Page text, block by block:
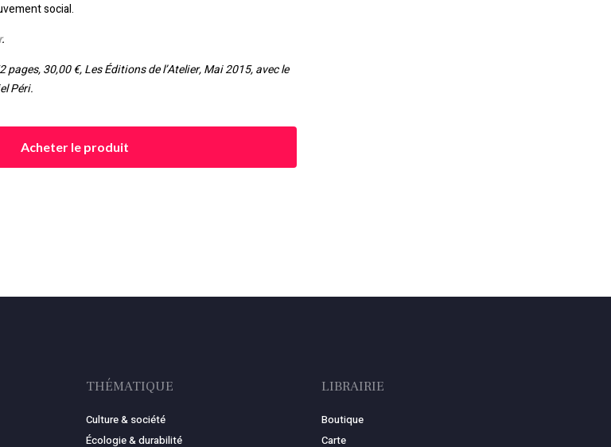
social.
.
pages, 30,00 €, LesÉditions de l’Atelier, Mai 2015, avec le
Péri.
Acheter le produit
THÉMATIQUE
Culture & société
Écologie & durabilité
LIBRAIRIE
Boutique
Carte